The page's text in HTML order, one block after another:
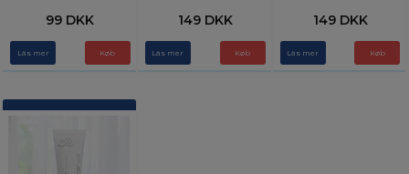
99 DKK
Läs mer
149 DKK
Läs mer
149 DKK
Läs mer